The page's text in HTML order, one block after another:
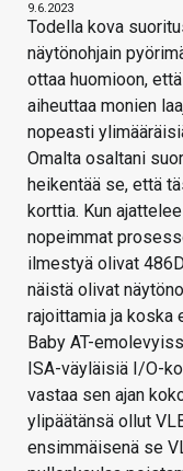
9.6.2023
Todella kova
näytönohjain
ottaa huomioon,
aiheuttaa monien
nopeasti
Omalta osaltani
heikentää se, että
korttia. Kun
nopeimmat
ilmestyä olivat
näistä olivat
rajoittamia ja koska
Baby AT-
ISA-väyläisiä I/O-
vastaa sen ajan
ylipäätänsä ollut
ensimmäisenä se